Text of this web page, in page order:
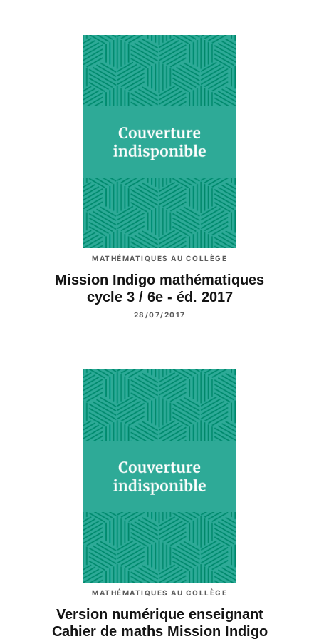
MATHÉMATIQUES AU COLLÈGE
Mission Indigo mathématiques
cycle 3 / 6e - éd. 2017
28/07/2017
MATHÉMATIQUES AU COLLÈGE
Version numérique enseignant
Cahier de maths Mission Indigo